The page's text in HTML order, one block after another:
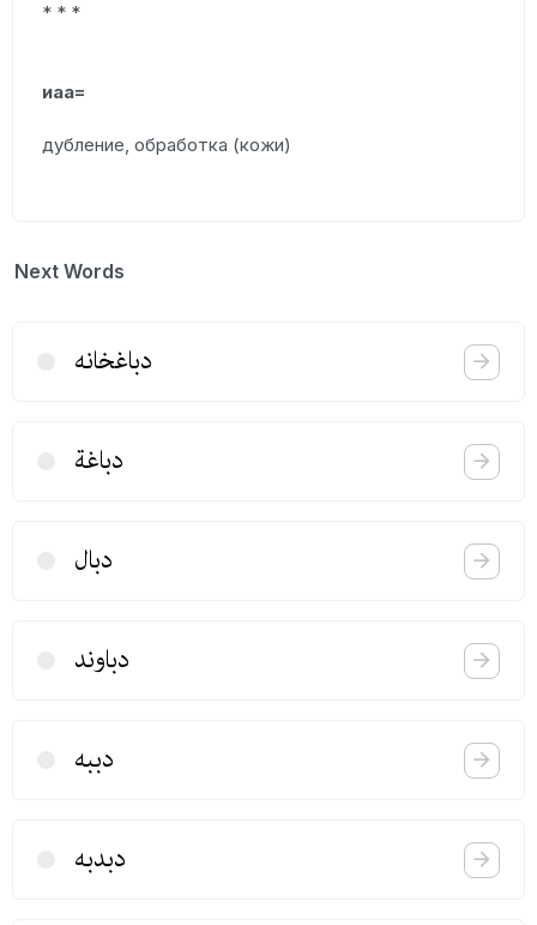
* * *
иаа=
дубление, обработка (кожи)
Next Words
دباغخانه
دباغة
دبال
دباوند
دببه
دبدبه